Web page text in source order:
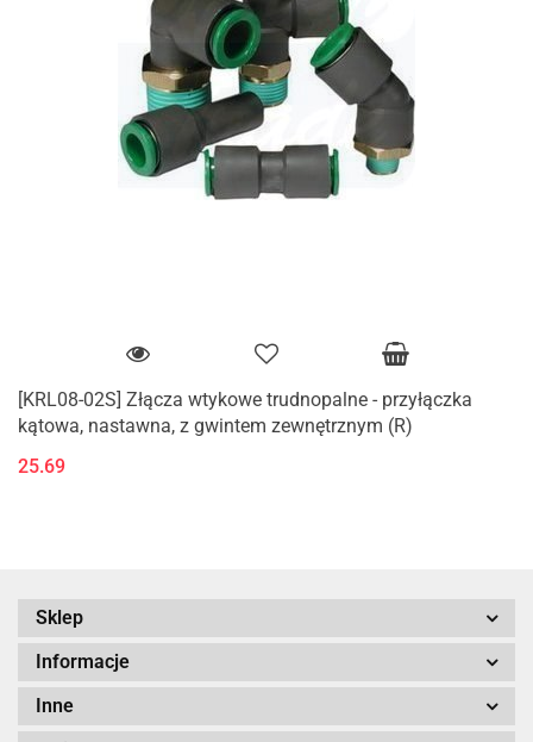
[KRL08-02S] Złącza wtykowe trudnopalne - przyłączka
kątowa, nastawna, z gwintem zewnętrznym (R)
25.69
Sklep
Informacje
Inne